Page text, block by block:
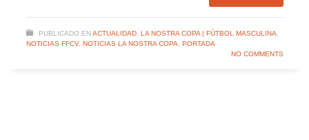
PUBLICADO EN ACTUALIDAD, LA NOSTRA COPA | FÚTBOL MASCULINA
NOTICIAS FFCV, NOTICIAS LA NOSTRA COPA
PORTADA
NO COMMENTS